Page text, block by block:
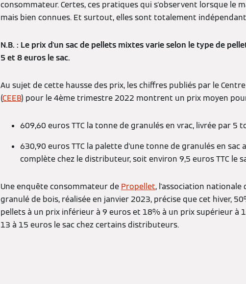
consommateur. Certes, ces pratiques qui s'observent lorsque le
mais bien connues. Et surtout, elles sont totalement
N.B. : Le prix d'un sac de pellets mixtes varie selon le type de
5 et 8 euros le sac.
Au sujet de cette hausse des prix, les chiffres publiés par le Centre
(CEEB) pour le 4ème trimestre 2022 montrent un prix moyen
609,60 euros TTC la tonne de granulés en vrac, livrée par 5
630,90 euros TTC la palette d'une tonne de granulés en
complète chez le distributeur, soit environ 9,5 euros TTC le
Une enquête consommateur de Propellet, l'association nationale
granulé de bois, réalisée en janvier 2023, précise que cet hiver,
pellets à un prix inférieur à 9 euros et 18% à un prix supérieur à
13 à 15 euros le sac chez certains distributeurs.